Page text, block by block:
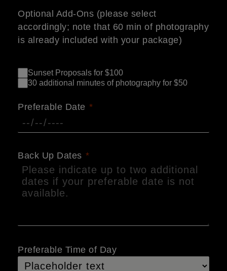
Optional Add-Ons (please select
accordingly; note that 60 min of photography
is already included with your package)
Sunset Proposals for $100
30 additional minutes of photography for $50
Preferable Date
Back Up Dates
Preferable Time of Day